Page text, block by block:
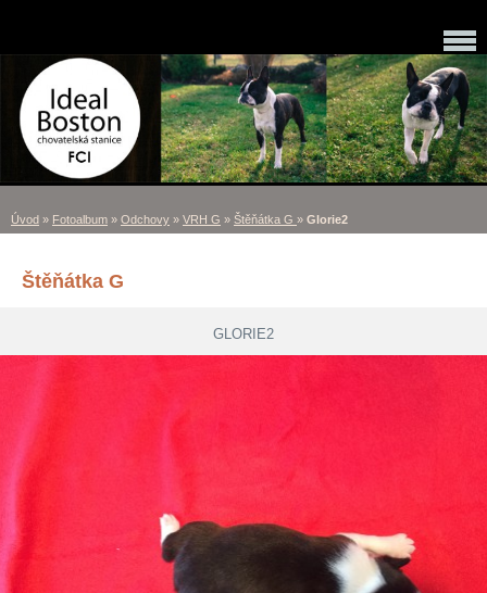
Úvod » Fotoalbum » Odchovy » VRH G » Štěňátka G » Glorie2
Štěňátka G
GLORIE2